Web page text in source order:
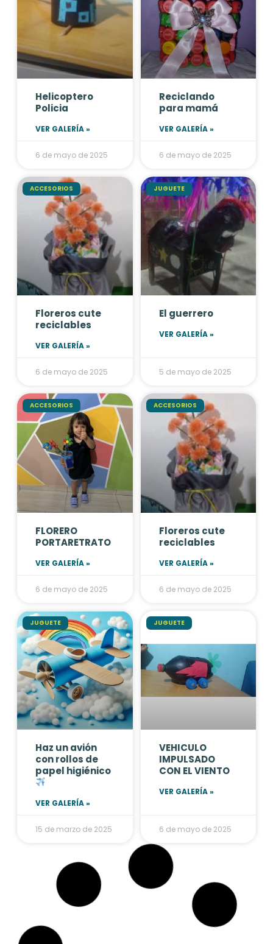
Helicoptero
Policia
VER GALERÍA »
6 de mayo de 2025
Reciclando
para mamá
VER GALERÍA »
6 de mayo de 2025
ACCESORIOS
Floreros cute
reciclables
VER GALERÍA »
6 de mayo de 2025
JUGUETE
El guerrero
VER GALERÍA »
5 de mayo de 2025
ACCESORIOS
FLORERO
PORTARETRATO
VER GALERÍA »
6 de mayo de 2025
ACCESORIOS
Floreros cute
reciclables
VER GALERÍA »
6 de mayo de 2025
JUGUETE
Haz un avión
con rollos de
papel higiénico
VER GALERÍA »
15 de marzo de 2025
JUGUETE
VEHICULO
IMPULSADO
CON EL VIENTO
VER GALERÍA »
6 de mayo de 2025
ACCESORIOS